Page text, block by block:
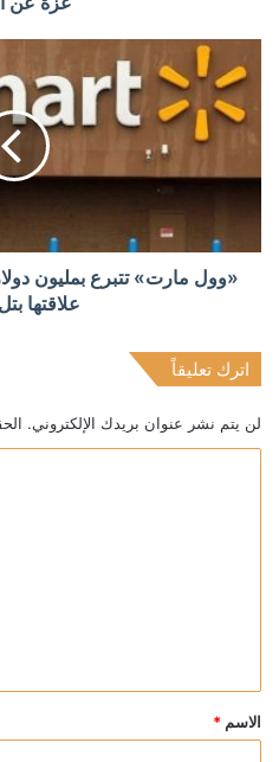
«وول مارت» تتبرع بمليون
علاقتها
اترك تعليقاً
لن يتم نشر عنوان بريدك الإلكتروني.
*
الاسم *